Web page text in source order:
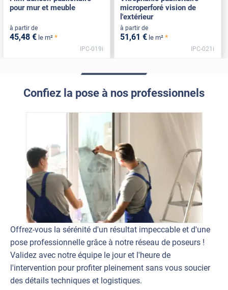
pour mur et meuble
à partir de
45,48 € le m² *
IPC-019i
microperforé vision de
l'extérieur
à partir de
51 ,61 € le m² *
IPC-021i
Confiez la pose à nos professionnels
Offrez-vous la sérénité d'un résultat impeccable et d'une
pose professionnelle grâce à notre réseau de poseurs !
Validez avec notre équipe le jour et l'heure de
l'intervention pour profiter pleinement sans vous soucier
des détails techniques et logistiques.